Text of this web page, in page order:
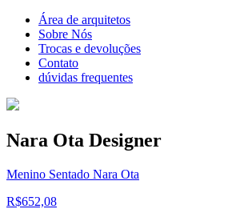
Área de arquitetos
Sobre Nós
Trocas e devoluções
Contato
dúvidas frequentes
Nara Ota Designer
Menino Sentado Nara Ota
R$652,08